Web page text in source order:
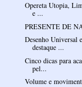
Opereta Utopia,
e ...
PRESENTE DE
Desenho Universal
destaque ...
Cinco dicas para
pel...
Volume e